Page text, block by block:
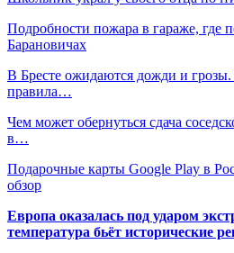
Подробности пожара в гараже, где
Барановичах
В Бресте ожидаются дожди и
правила…
Чем может обернуться сдача
в…
Подарочные карты Google Play в
обзор
Европа оказалась под ударом
температура бьёт исторические